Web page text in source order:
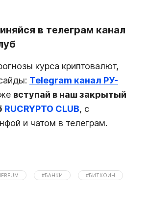
в телеграм канал
курса криптовалют,
Telegram канал РУ-
вступай в наш закрытый
RUCRYPTO CLUB, с
и чатом в телеграм.
#БАНКИ #БИТКОИН